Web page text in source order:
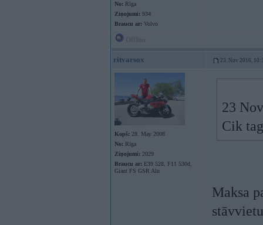
No: Rīga
Ziņojumi: 934
Braucu ar: Volvo
ritvarsox 23. Nov 2016,
Kopš: 28. May 2008
No: Rīga
Ziņojumi: 2029
Braucu ar: E39 528, F11 530d,
Giant FS GSR Alu
23
Cik
Maksa